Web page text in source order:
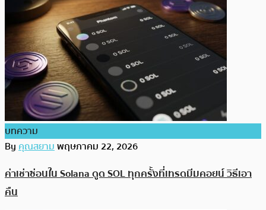
บทความ
Byคุณสยามพฤษภาคม 22, 2026
ค่าเช่าซ่อนใน Solana ดูด SOL ทุกครั้งที่เทรดมีมคอยน์ วิธีเอา
คืน